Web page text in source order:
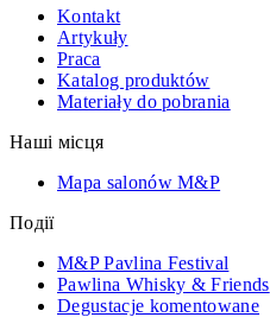
Kontakt
Artykuły
Praca
Katalog produktów
Materiały do pobrania
Наші місця
Mapa salonów M&P
Події
M&P Pavlina Festival
Pawlina Whisky & Friends
Degustacje komentowane